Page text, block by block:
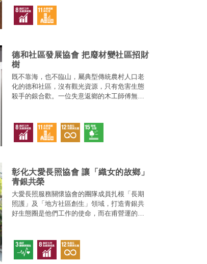
德和社區發展協會 把廢材變社區招財
樹
既不靠海，也不臨山，屬典型傳統農村人口老
化的德和社區，沒有觀光資源，只有危害生態
殺手的銀合歡。一位失意返鄉的木工師傅無意
轉了社區的命運。
彰化大愛長照協會 讓「織女的故鄉」
青銀共榮
大愛長照服務關懷協會的團隊成員扎根「長期
照護」及「地方社區創生」領域，打造青銀共
好生態圈是他們工作的使命，而在甫營運的陣